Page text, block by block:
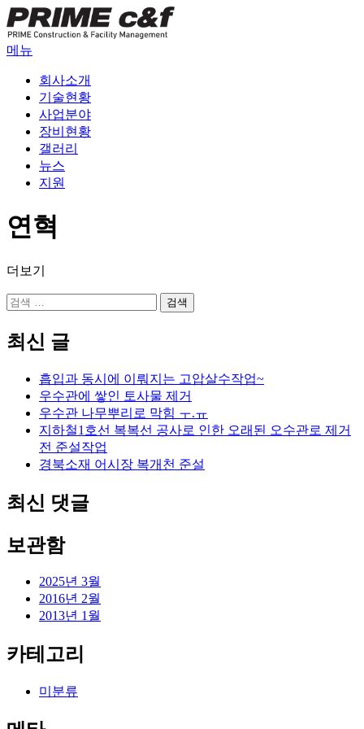
내
용
으
메뉴
회사소개
기술현황
사업분야
장비현황
갤러리
뉴스
지원
연혁
더보기
검
최신 글
흡입과 동시에 이뤄지는 고압살수작업~
우수관에 쌓인 토사물 제거
우수관 나무뿌리로 막힘 ㅜ.ㅠ
지하철1호선 복복선 공사로 인한 오래된 오수관로 제거
전 준설작업
경북소재 어시장 복개천 준설
최신 댓글
보관함
2025년 3월
2016년 2월
2013년 1월
카테고리
미분류